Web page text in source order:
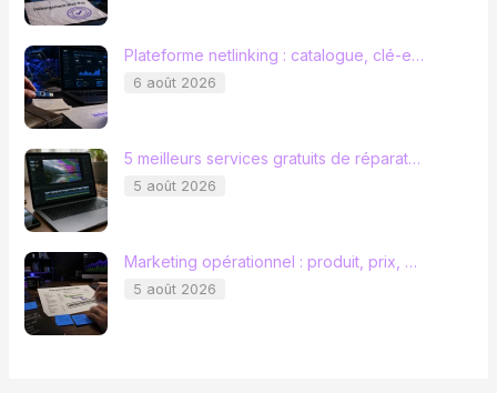
Plateforme netlinking : catalogue, clé-e…
6 août 2026
5 meilleurs services gratuits de réparat…
5 août 2026
Marketing opérationnel : produit, prix, …
5 août 2026